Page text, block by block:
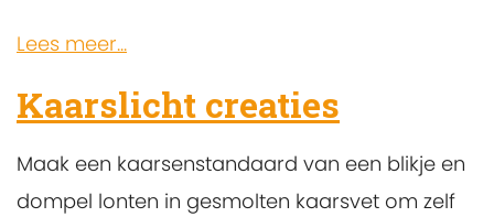
Lees meer...
Kaarslicht creaties
Maak een kaarsenstandaard van een blikje en
dompel lonten in gesmolten kaarsvet om zelf